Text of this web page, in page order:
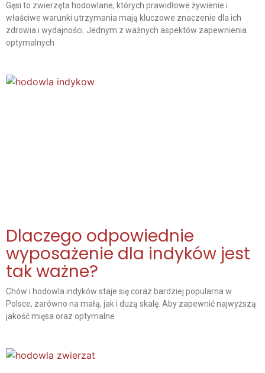
Gęsi to zwierzęta hodowlane, których prawidłowe żywienie i
właściwe warunki utrzymania mają kluczowe znaczenie dla ich
zdrowia i wydajności. Jednym z ważnych aspektów zapewnienia
optymalnych
Dlaczego odpowiednie
wyposażenie dla indyków jest
tak ważne?
Chów i hodowla indyków staje się coraz bardziej popularna w
Polsce, zarówno na małą, jak i dużą skalę. Aby zapewnić najwyższą
jakość mięsa oraz optymalne